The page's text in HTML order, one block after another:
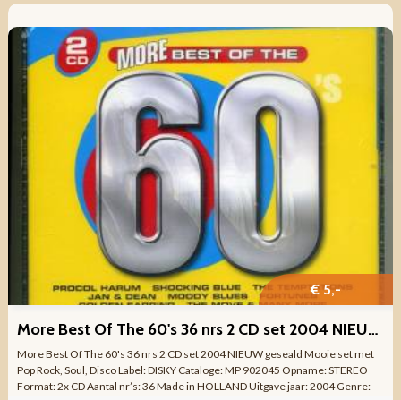
€ 5,-
More Best Of The 60's 36 nrs 2 CD set 2004 NIEUW geseald
More Best Of The 60's 36 nrs 2 CD set 2004 NIEUW geseald Mooie set met
Pop Rock, Soul, Disco Label: DISKY Cataloge: MP 902045 Opname: STEREO
Format: 2x CD Aantal nr’s: 36 Made in HOLLAND Uitgave jaar: 2004 Genre: